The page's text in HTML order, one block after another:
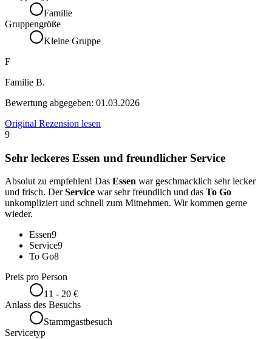
Familie
Gruppengröße
Kleine Gruppe
F
Familie B.
Bewertung abgegeben: 01.03.2026
Original Rezension lesen
9
Sehr leckeres Essen und freundlicher Service
Absolut zu empfehlen! Das Essen war geschmacklich sehr lecker
und frisch. DerService war sehr freundlich und das To Go
unkompliziert und schnell zum Mitnehmen. Wir kommen gerne
wieder.
Essen9
Service9
To Go8
Preis pro Person
11 - 20 €
Anlass des Besuchs
Stammgastbesuch
Servicetyp